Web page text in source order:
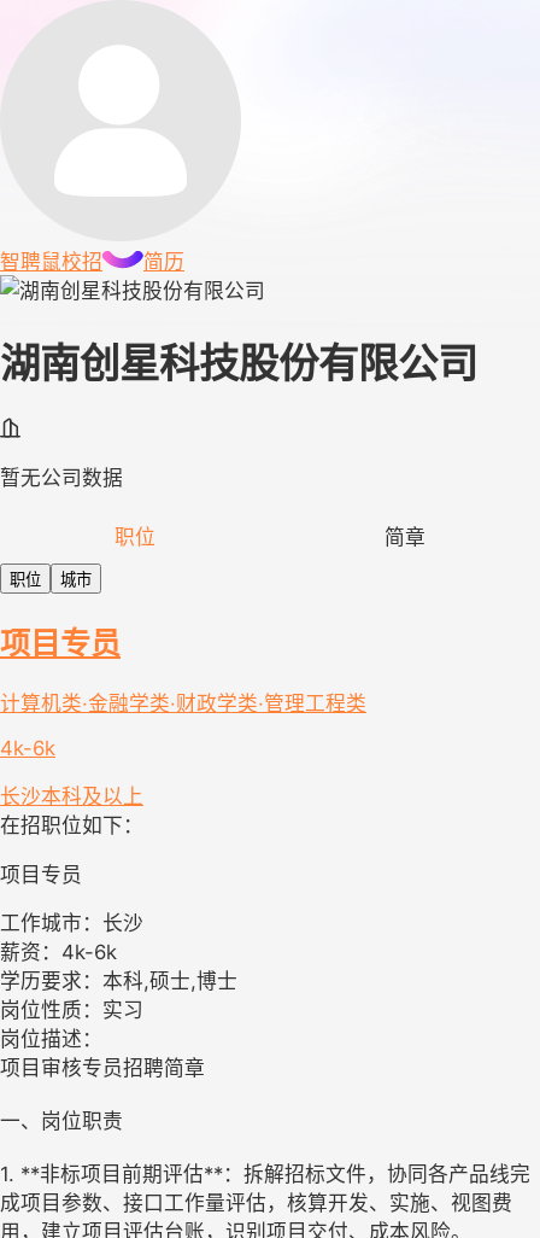
智聘鼠校招 简历
湖南创星科技股份有限公司
暂无公司数据
职位 简章
职位 城市
项目专员
计算机类·金融学类·财政学类·管理工程类
4k-6k
长沙本科及以上
在招职位如下：
项目专员
工作城市：长沙
薪资：4k-6k
学历要求：本科,硕士,博士
岗位性质：实习
岗位描述：
项目审核专员招聘简章
一、岗位职责
1. **非标项目前期评估**：拆解招标文件，协同各产品线完
成项目参数、接口工作量评估，核算开发、实施、视图费
用，建立项目评估台账，识别项目交付、成本风险。